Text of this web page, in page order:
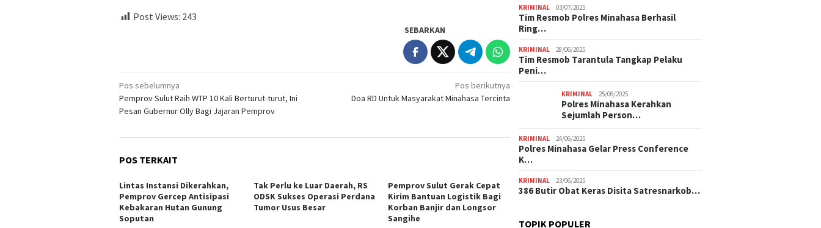
Post Views: 243
SEBARKAN
Navigasi
pos
Pos sebelumnya
Pemprov Sulut Raih WTP 10 Kali Berturut-turut, Ini
Pesan Gubernur Olly Bagi Jajaran Pemprov
Pos berikutnya
Doa RD Untuk Masyarakat Minahasa Tercinta
POS TERKAIT
Lintas Instansi Dikerahkan,
Pemprov Gercep Antisipasi
Kebakaran Hutan Gunung
Soputan
Tak Perlu ke Luar Daerah, RS
ODSK Sukses Operasi Perdana
Tumor Usus Besar
Pemprov Sulut Gerak Cepat
Kirim Bantuan Logistik Bagi
Korban Banjir dan Longsor
Sangihe
KRIMINAL 03/07/2025
Tim Resmob Polres Minahasa Berhasil
Ring…
KRIMINAL 28/06/2025
Tim Resmob Tarantula Tangkap Pelaku
Peni…
KRIMINAL 25/06/2025
Polres Minahasa Kerahkan
Sejumlah Person…
KRIMINAL 24/06/2025
Polres Minahasa Gelar Press Conference
K…
KRIMINAL 23/06/2025
386 Butir Obat Keras Disita Satresnarkob…
TOPIK POPULER